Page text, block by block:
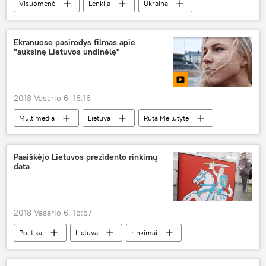
Visuomenė Lenkija
Ukraina
Baltijos šalys
Holokaustas
miško broliai
Ekranuose pasirodys filmas apie
"auksinę Lietuvos undinėlę"
2018 Vasario 6, 16:16
Multimedia Lietuva Rūta Meilutytė
Paaiškėjo Lietuvos prezidento rinkimų
data
2018 Vasario 6, 15:57
Politika Lietuva
rinkimai
Lietuvos prezidento rinkimai 2019